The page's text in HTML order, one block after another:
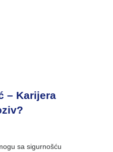
– Karijera
sa sigurnošću